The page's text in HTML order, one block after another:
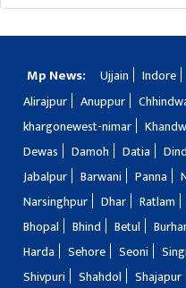
Mp News: Ujjain Indore
Alirajpur
Anuppur
khargonewest-nimar
Dewas
Damoh Datia
Jabalpur
Barwani Panna
Narsinghpur
Dhar Ratlam
Bhopal
Bhind Betul
Harda
Sehore Seoni
Shivpuri
Shahdol Shajapur